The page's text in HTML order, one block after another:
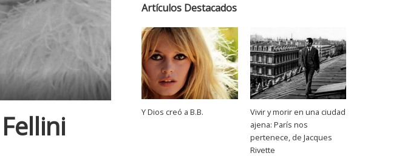
Artículos Destacados
Y Dios creó a B.B.
Vivir y morir en una ciudad
ajena: París nos
pertenece, de Jacques
Rivette